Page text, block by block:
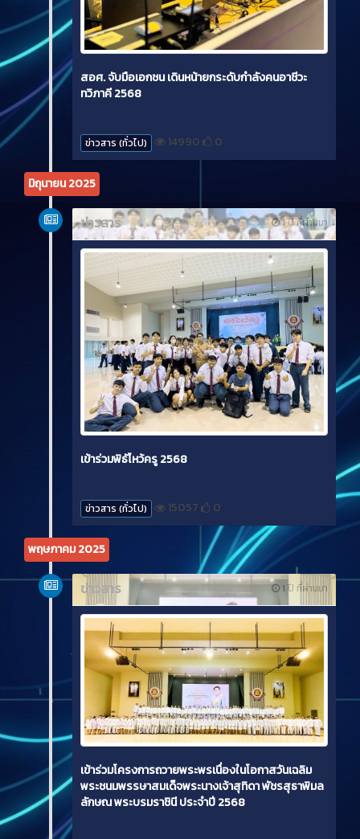
สอศ. จับมือเอกชน เดินหน้ายกระดับกำลังคนอาชีวะ
ทวิภาคี 2568
ข่าวสาร (ทั่วไป) 14990 0
มิถุนายน 2025
1 ปี ที่ผ่านมา
ข่าวสาร
เข้าร่วมพิธัไหว้ครู 2568
ข่าวสาร (ทั่วไป) 15057 0
พฤษภาคม 2025
1 ปี ที่ผ่านมา
ข่าวสาร
เข้าร่วมโครงการถวายพระพรเนื่องในโอกาสวันเฉลิม
พระชนมพรรษาสมเด็จพระนางเจ้าสุทิดา พัชรสุธาพิมล
ลักษณ พระบรมราชินี ประจำปี 2568